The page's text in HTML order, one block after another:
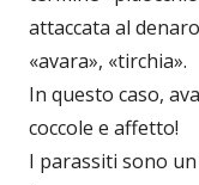
attaccata al
«avara», «tirchia».
In questo caso,
coccole e affetto!
I parassiti sono